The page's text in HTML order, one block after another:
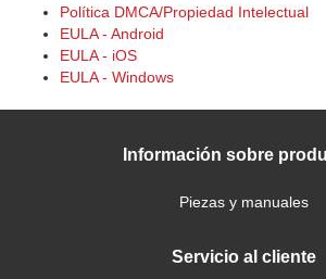
Política DMCA/Propiedad Intelectual
EULA - Android
EULA - iOS
EULA - Windows
Información sobre
Piezas y manuales
Servicio al cliente